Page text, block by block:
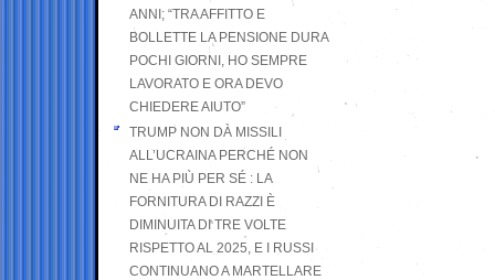
ANNI; “TRA AFFITTO E
BOLLETTE LA PENSIONE DURA
POCHI GIORNI, HO SEMPRE
LAVORATO E ORA DEVO
CHIEDERE AIUTO”
TRUMP NON DÀ MISSILI
ALL’UCRAINA PERCHÉ NON
NE HA PIÙ PER SÉ : LA
FORNITURA DI RAZZI È
DIMINUITA DI TRE VOLTE
RISPETTO AL 2025, E I RUSSI
CONTINUANO A MARTELLARE